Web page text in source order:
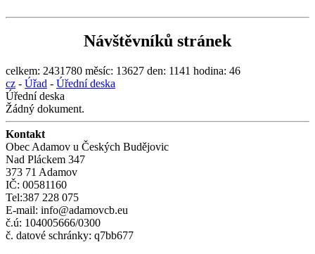
Návštěvníků stránek
celkem: 2431780 měsíc: 13627 den: 1141 hodina: 46
cz - Úřad - Úřední deska
Úřední deska
Žádný dokument.
Kontakt
Obec Adamov u Českých Budějovic
Nad Pláckem 347
373 71 Adamov
IČ: 00581160
Tel:387 228 075
E-mail: info@adamovcb.eu
č.ú: 104005666/0300
č. datové schránky: q7bb677